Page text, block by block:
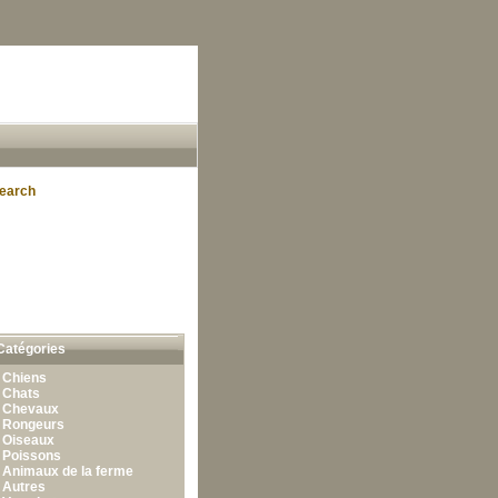
Chiens
Chats
Chevaux
Rongeurs
Oiseaux
Poissons
Animaux de la ferme
Autres